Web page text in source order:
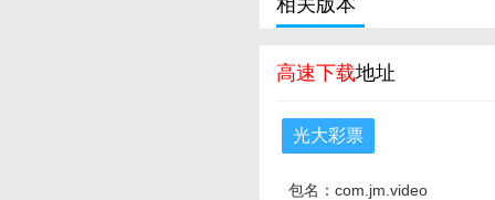
相关版本
高速下载地址
光大彩票
包名：com.jm.video